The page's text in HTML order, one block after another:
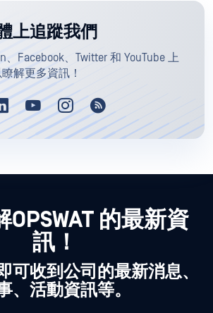
上追蹤我們
、Facebook、Twitter 和 YouTube 上
瞭解更多資訊！
OPSWAT 的最新資
訊！
可收到公司的最新消息、
、活動資訊等。